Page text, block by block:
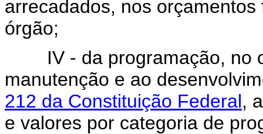
arrecadados, nos
órgão;
IV - da programação, no
manutenção e ao
212 da Constituição Federal,
e valores por categoria de